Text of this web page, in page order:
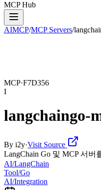
MCP Hub
AIMCP/MCP Servers/
MCP·F7D356
I
langchaingo-
By i2y·Visit Source
LangChain Go 및 MCP 서버
AI/LangChain
Tool/Go
AI/Integration